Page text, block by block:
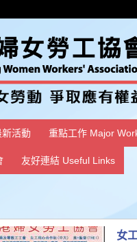
新活動 重點工作 Major
友好連結 Useful Links
女